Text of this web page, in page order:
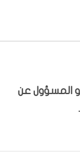
المسؤول عن